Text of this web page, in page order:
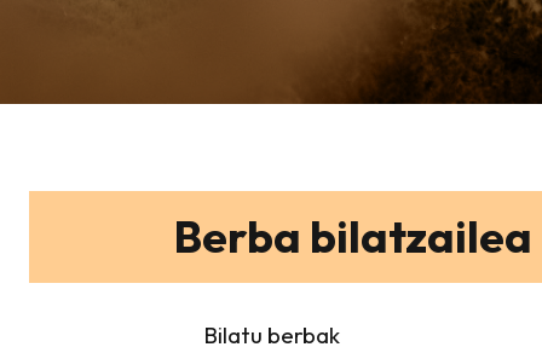
Berba bilatzailea
Bilatu berbak